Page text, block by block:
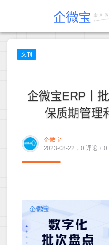
企微宝
文刊
企微宝ERP丨
保质期管理
企微宝
2023-08-22 / 0 评论 / 0